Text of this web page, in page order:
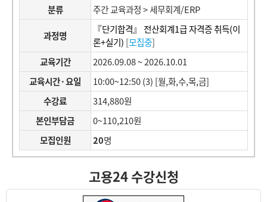
분류
주간 교육과정 > 세무회계/ERP
과정명
『단기합격』 전산회계1급 자격증 취득(이
론+실기) [모집중]
교육기간
2026.09.08 ~ 2026.10.01
교육시간·요일
10:00~12:50 (3) [월,화,수,목,금]
수강료
314,880원
본인부담금
0~110,210원
모집인원
20명
고용24 수강신청